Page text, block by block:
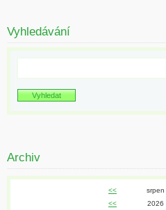
Vyhledávání
Archiv
<< srpen
<<
2026